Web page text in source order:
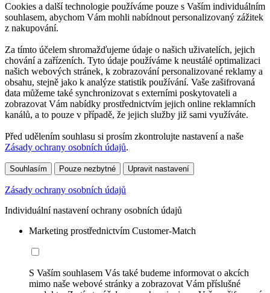
Cookies a další technologie používáme pouze s Vaším individuálním
souhlasem, abychom Vám mohli nabídnout personalizovaný zážitek
z nakupování.
Za tímto účelem shromažďujeme údaje o našich uživatelích, jejich
chování a zařízeních. Tyto údaje používáme k neustálé optimalizaci
našich webových stránek, k zobrazování personalizované reklamy a
obsahu, stejně jako k analýze statistik používání. Vaše zašifrovaná
data můžeme také synchronizovat s externími poskytovateli a
zobrazovat Vám nabídky prostřednictvím jejich online reklamních
kanálů, a to pouze v případě, že jejich služby již sami využíváte.
Před udělením souhlasu si prosím zkontrolujte nastavení a naše
Zásady ochrany osobních údajů.
Souhlasím Pouze nezbytné Upravit nastavení
Zásady ochrany osobních údajů
Individuální nastavení ochrany osobních údajů
Marketing prostřednictvím Customer-Match
S Vaším souhlasem Vás také budeme informovat o akcích
mimo naše webové stránky a zobrazovat Vám příslušné